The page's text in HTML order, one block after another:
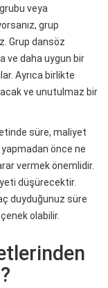
veya
grup
Grup dansöz
ve daha uygun bir
Ayrıca birlikte
ve unutulmaz bir
süre, maliyet
önce ne
vermek önemlidir.
düşürecektir.
duyduğunuz süre
olabilir.